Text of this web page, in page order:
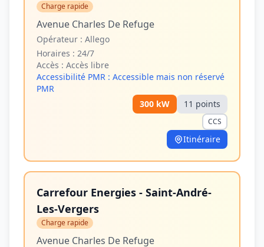
Charge rapide
Avenue Charles De Refuge
Opérateur : Allego
Horaires : 24/7
Accès : Accès libre
Accessibilité PMR : Accessible mais non réservé
PMR
300 kW 11 points
CCS
Itinéraire
Carrefour Energies - Saint-André-
Les-Vergers
Charge rapide
Avenue Charles De Refuge